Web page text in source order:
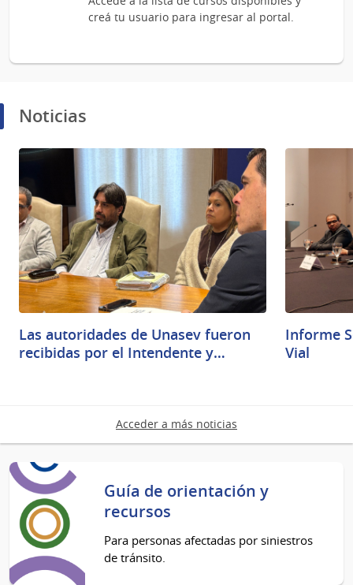
creá tu usuario para ingresar al portal.
Noticias
Las autoridades de Unasev fueron
recibidas por el Intendente y…
Informe
Vial
Acceder a más noticias
Guía de orientación y
recursos
Para personas afectadas por siniestros
de tránsito.